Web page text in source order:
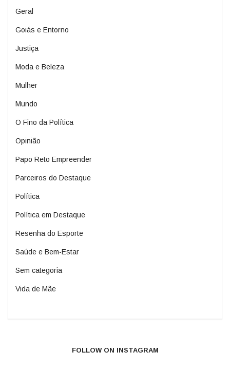
Geral
Goiás e Entorno
Justiça
Moda e Beleza
Mulher
Mundo
O Fino da Política
Opinião
Papo Reto Empreender
Parceiros do Destaque
Política
Política em Destaque
Resenha do Esporte
Saúde e Bem-Estar
Sem categoria
Vida de Mãe
FOLLOW ON INSTAGRAM